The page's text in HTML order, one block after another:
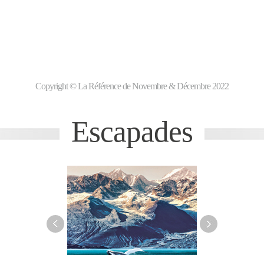
Copyright © La Référence de Novembre & Décembre 2022
Escapades